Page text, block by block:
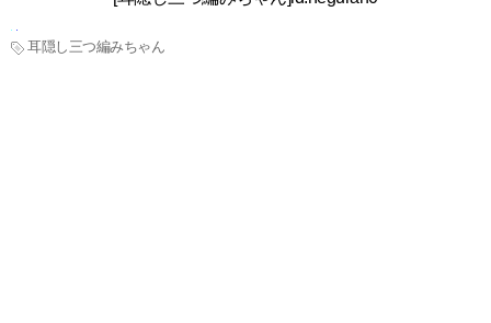
耳隠し三つ編みちゃん